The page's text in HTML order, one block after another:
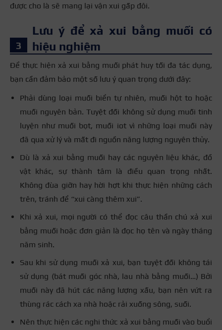
được cho là sẽ mang lại vận xui gấp đôi.
Lưu ý để xả xui bằng muối có
hiệu nghiệm
Để thực hiện xả xui bằng muối phát huy tối đa tác dụng,
bạn cần đảm bảo một số lưu ý quan trọng dưới đây:
Phải dùng loại muối biển tự nhiên, muối hột to hoặc
muối nguyên bản. Tuyệt đối không sử dụng muối tinh
luyện như muối bọt, muối iot vì những loại muối này
đã qua xử lý và mất đi nguồn năng lượng nguyên thủy.
Dù là xả xui bằng muối hay các nguyên liệu khác, đồ
vật khác, sự thành tâm là điều quan trọng nhất.
Không đùa giỡn hay hời hợt khi thực hiện những cách
trên, tránh để “xui càng thêm xui”.
Khi xả xui, mọi người có thể đọc câu thần chú xả xui
bằng muối hoặc đơn giản là đọc họ tên và ngày tháng
năm sinh.
Sau khi sử dụng muối xả xui, bạn tuyệt đối không tái
sử dụng (bát muối góc nhà, lau nhà bằng muối…) Bởi
muối này đã hút các năng lượng xấu, bạn nên vứt ra
thùng rác cách xa nhà hoặc rải xuống sông, suối.
Nên thực hiện các nghi thức xả xui bằng muối vào buổi